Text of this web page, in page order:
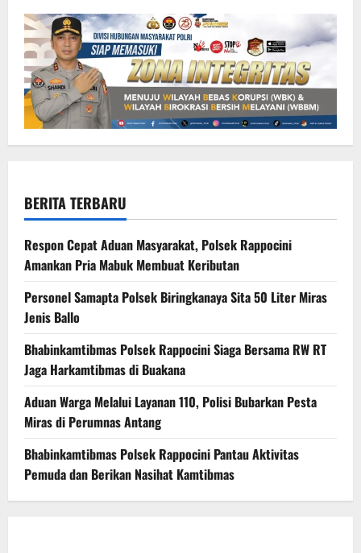
BERITA TERBARU
Respon Cepat Aduan Masyarakat, Polsek Rappocini
Amankan Pria Mabuk Membuat Keributan
Personel Samapta Polsek Biringkanaya Sita 50 Liter Miras
Jenis Ballo
Bhabinkamtibmas Polsek Rappocini Siaga Bersama RW RT
Jaga Harkamtibmas di Buakana
Aduan Warga Melalui Layanan 110, Polisi Bubarkan Pesta
Miras di Perumnas Antang
Bhabinkamtibmas Polsek Rappocini Pantau Aktivitas
Pemuda dan Berikan Nasihat Kamtibmas